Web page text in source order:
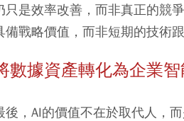
只是效率改善，而非真正的競
備戰略價值，而非短期的技術跟
數據資產轉化為企業
後，AI的價值不在於取代人，